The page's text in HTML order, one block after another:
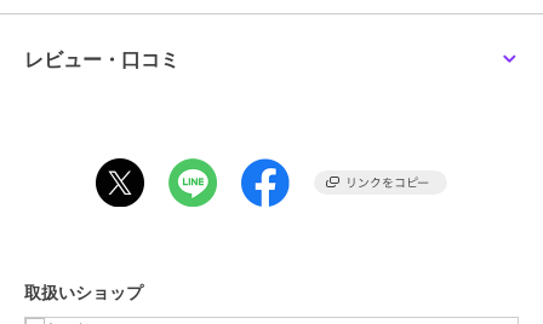
◆本商品は生地に撥水加工をしておりますが、撥水効果は永久ではな
使用済みのペットボトルを加工して作られたリサイクルポリエステ
ル。石油化学原料の消費を抑え、天然資源の保存や温室効果ガスの排
もご用意がございます。
レビュー・口コミ
取扱いショップ